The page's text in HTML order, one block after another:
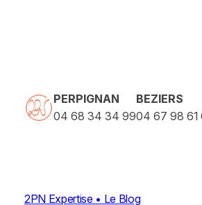
PERPIGNAN
04 68 34 34 99
BEZIERS
04 67 98 61
2PN Expertise • Le Blog